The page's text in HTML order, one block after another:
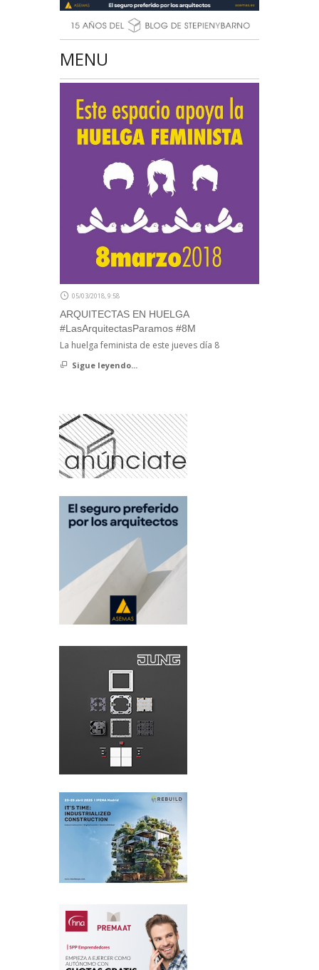
MENU
05/03/2018, 9:58
ARQUITECTAS EN HUELGA
#LasArquitectasParamos #8M
La huelga feminista de este jueves día 8
Sigue leyendo...